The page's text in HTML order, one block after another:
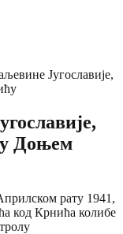
Југославије,
Доњем
рату 1941,
код Крнића колибе